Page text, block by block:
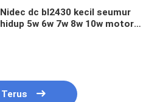
Nidec dc bl2430 kecil seumur
hidup 5w 6w 7w 8w 10w motor
Terus